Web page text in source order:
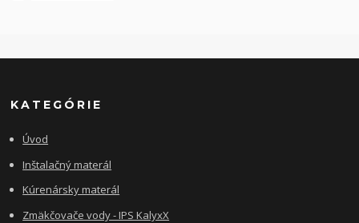
KATEGÓRIE
Úvod
Inštalačný materál
Kúrenársky materál
Zmäkčovače vody - IPS KalyxX